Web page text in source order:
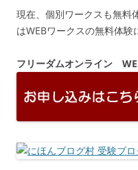
現在、個別ワークスも無料
はWEBワークスの無料体験
フリーダムオンライン